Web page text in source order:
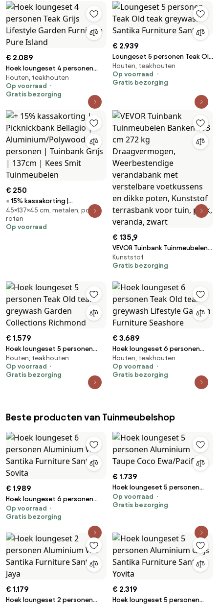
€ 2.089
Hoek loungeset 4 personen
Teak Grijs Lifestyle Garden
Furniture Pure Island
Houten, teakhouten
Op voorraad
Gratis bezorging
€ 2.939
Loungeset 5 personen Teak Old
teak greywash Santika
Furniture Santika
Houten, teakhouten
Op voorraad
Gratis bezorging
€ 250
+ 15% kassakorting |
Picknickbank Bellagio |
Aluminium/Polywood | 2
personen | Tuinbank Grijs |
45×137×45 cm, metalen, poly
rotan
Op voorraad
€ 135,9
VEVOR Tuinbank Tuinmeubelen
Banken 113 cm 272 kg
Draagvermogen,
met verstelbare voetkussens
en dikke poten, Kunststof
terrasbank voor tuin, park,
veranda, zwart
Kunststof
Gratis bezorging
€ 1.579
Hoek loungeset 5 personen
Teak Old teak greywash
Garden Collections Richmond
Houten, teakhouten
Op voorraad
Gratis bezorging
€ 3.689
Hoek loungeset 6 personen
Teak Old teak greywash
Lifestyle Garden Furniture
Seashore
Houten, teakhouten
Op voorraad
Gratis bezorging
Beste producten van Tuinmeubelshop
€ 1.989
Hoek loungeset 6 personen
Aluminium Wit Santika Furniture
Santika Sovita
Op voorraad
Gratis bezorging
€ 1.739
Hoek loungeset 5 personen
Aluminium Taupe Coco
Ewa/Pacific
Op voorraad
Gratis bezorging
€ 1.179
Hoek loungeset 2 personen
€ 2.319
Hoek loungeset 5 personen